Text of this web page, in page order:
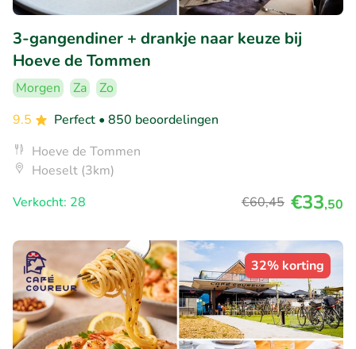
3-gangendiner + drankje naar keuze bij
Hoeve de Tommen
Morgen Za
Zo
9.5
Perfect • 850 beoordelingen
Hoeve de Tommen
Hoeselt (3km)
Verkocht: 28
€60,45 €33,50
32% korting